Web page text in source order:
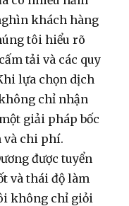
khách hàng
tôi hiểu rõ
tải và các quy
lựa chọn dịch
chỉ nhận
giải pháp bốc
và chi phí.
được tuyển
và thái độ làm
không chỉ giỏi